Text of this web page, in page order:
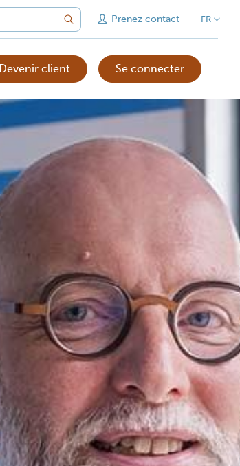
Prenez contact FR
Devenir client Se connecter